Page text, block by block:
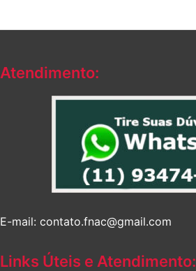
Atendimento:
E-mail: contato.fnac@gmail.com
Links Úteis e Atendimento: